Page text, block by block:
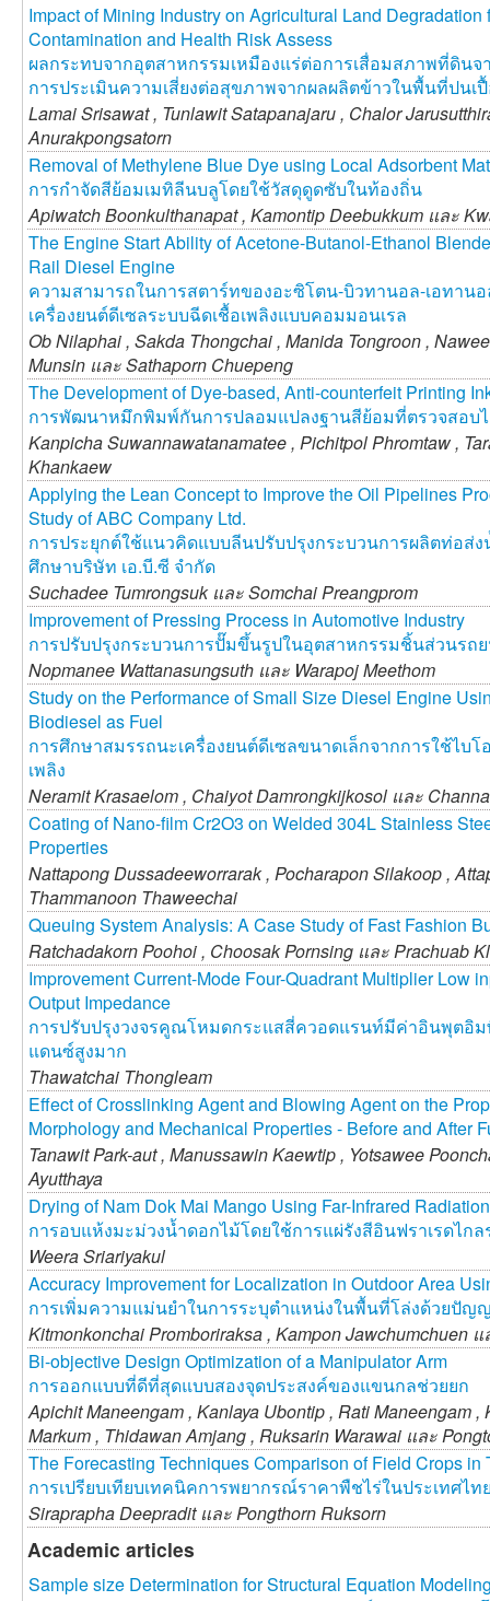
Impact of Mining Industry on Agricultural Land Degradation
Contamination and Health Risk Assess
ผลกระทบจากอุตสาหกรรมเหมืองแร่ต่อการเสื่อมสภาพที่ดิน
การประเมินความเสี่ยงต่อสุขภาพจากผลผลิตข้าวในพื้นที่ปนเ
Lamai Srisawat , Tunlawit Satapanajaru , Chalor
Anurakpongsatorn
Removal of Methylene Blue Dye using Local Adsorbent
การกำจัดสีย้อมเมทิลีนบลูโดยใช้วัสดุดูดซับในท้องถิ่น
Apiwatch Boonkulthanapat , Kamontip Deebukkum และ
The Engine Start Ability of Acetone-Butanol-Ethanol
Rail Diesel Engine
ความสามารถในการสตาร์ทของอะซิโตน-บิวทานอล-เอทานอ
เครื่องยนต์ดีเซลระบบฉีดเชื้อเพลิงแบบคอมมอนเรล
Ob Nilaphai , Sakda Thongchai , Manida Tongroon ,
Munsin และSathaporn Chuepeng
The Development of Dye-based, Anti-counterfeit Printing
การพัฒนาหมึกพิมพ์กันการปลอมแปลงฐานสีย้อมที่ตรวจสอบ
Kanpicha Suwannawatanamatee , Pichitpol Phromtaw ,
Khankaew
Applying the Lean Concept to Improve the Oil Pipelines
Study of ABC Company Ltd.
การประยุกต์ใช้แนวคิดแบบลีนปรับปรุงกระบวนการผลิตท่อส่
ศึกษาบริษัท เอ.บี.ซี จำกัด
Suchadee Tumrongsuk และSomchai Preangprom
Improvement of Pressing Process in Automotive Industry
การปรับปรุงกระบวนการปั๊มขึ้นรูปในอุตสาหกรรมชิ้นส่วนรถ
Nopmanee Wattanasungsuth และ Warapoj Meethom
Study on the Performance of Small Size Diesel Engine
Biodiesel as Fuel
การศึกษาสมรรถนะเครื่องยนต์ดีเซลขนาดเล็กจากการใช้ไบ
เพลิง
Neramit Krasaelom , Chaiyot Damrongkijkosol และ
Coating of Nano-film Cr2O3 on Welded 304L Stainless
Properties
Nattapong Dussadeeworrarak , Pocharapon Silakoop ,
Thammanoon Thaweechai
Queuing System Analysis: A Case Study of Fast Fashion
Ratchadakorn Poohoi , Choosak Pornsing และPrachuab
Improvement Current-Mode Four-Quadrant Multiplier Low
Output Impedance
การปรับปรุงวงจรคูณโหมดกระแสสี่ควอดแรนท์มีค่าอินพุตอิ
แดนซ์สูงมาก
Thawatchai Thongleam
Effect of Crosslinking Agent and Blowing Agent on the
Morphology and Mechanical Properties - Before and After
Tanawit Park-aut , Manussawin Kaewtip , Yotsawee
Ayutthaya
Drying of Nam Dok Mai Mango Using Far-Infrared
การอบแห้งมะม่วงน้ำดอกไม้โดยใช้การแผ่รังสีอินฟราเรดไก
Weera Sriariyakul
Accuracy Improvement for Localization in Outdoor Area
การเพิ่มความแม่นยำในการระบุตำแหน่งในพื้นที่โล่งด้วยปัญ
Kitmonkonchai Promboriraksa , Kampon Jawchumchuen
Bi-objective Design Optimization of a Manipulator Arm
การออกแบบที่ดีที่สุดแบบสองจุดประสงค์ของแขนกลช่วยยก
Apichit Maneengam , Kanlaya Ubontip , Rati Maneengam ,
Markum , Thidawan Amjang , Ruksarin Warawai และ
The Forecasting Techniques Comparison of Field Crops in
การเปรียบเทียบเทคนิคการพยากรณ์ราคาพืชไร่ในประเทศไท
Siraprapha Deepradit และPongthorn Ruksorn
Academic articles
Sample size Determination for Structural Equation